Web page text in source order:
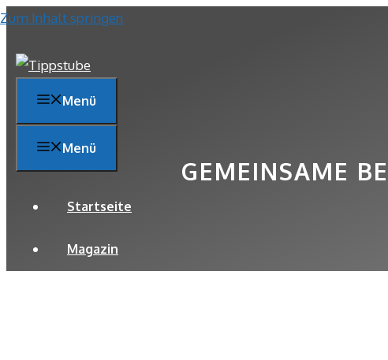
Zum Inhalt springen
Menü
Menü
Startseite
Magazin
GEMEINSAME